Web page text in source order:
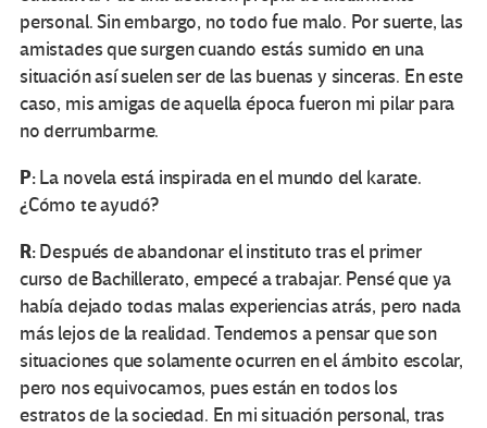
personal. Sin embargo, no todo fue malo. Por suerte, las
amistades que surgen cuando estás sumido en una
situación así suelen ser de las buenas y sinceras. En este
caso, mis amigas de aquella época fueron mi pilar para
no derrumbarme.
P:La novela está inspirada en el mundo del karate.
¿Cómo te ayudó?
R:Después de abandonar el instituto tras el primer
curso de Bachillerato, empecé a trabajar. Pensé que ya
había dejado todas malas experiencias atrás, pero nada
más lejos de la realidad. Tendemos a pensar que son
situaciones que solamente ocurren en el ámbito escolar,
pero nos equivocamos, pues están en todos los
estratos de la sociedad. En mi situación personal, tras